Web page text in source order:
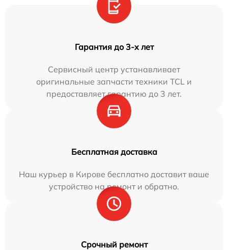
Гарантия до 3-х лет
Сервисный центр устанавливает
оригинальные запчасти техники TCL и
предоставляет гарантию до 3 лет.
Бесплатная доставка
Наш курьер в Кирове бесплатно доставит ваше
устройство на ремонт и обратно.
Срочный ремонт